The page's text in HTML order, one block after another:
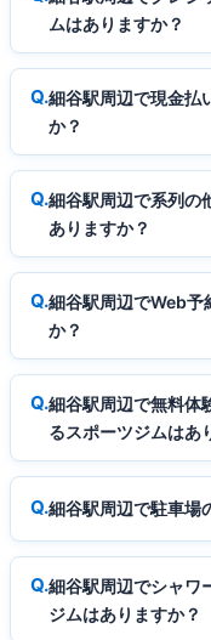
ムはありますか？
細谷駅周辺で現金払
か？
細谷駅周辺で系列の
ありますか？
細谷駅周辺でWeb予
か？
細谷駅周辺で無料体
るスポーツジムはあ
細谷駅周辺で駐車場
細谷駅周辺でシャワ
ジムはありますか？